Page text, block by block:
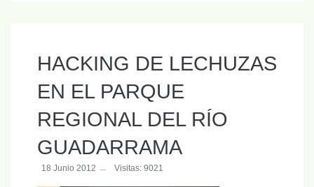
HACKING DE LECHUZAS
EN EL PARQUE
REGIONAL DEL RÍO
GUADARRAMA
18 Junio 2012 Visitas: 9021